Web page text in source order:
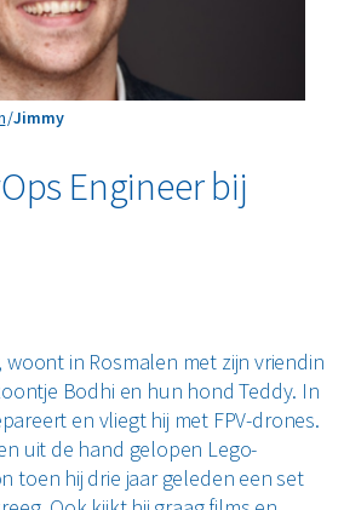
Jimmy
Jimmy
Engineer bij
woont in Rosmalen met zijn vriendin
Bodhi en hun hond Teddy. In
en vliegt hij met FPV-drones.
uit de hand gelopen Lego-
toen hij drie jaar geleden een set